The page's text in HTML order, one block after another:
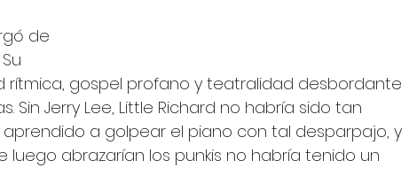
de
rítmica, gospel profano y teatralidad desbordante
Jerry Lee, Little Richard no habría sido tan
aprendido a golpear el piano con tal desparpajo, y
abrazarían los punkis no habría tenido un